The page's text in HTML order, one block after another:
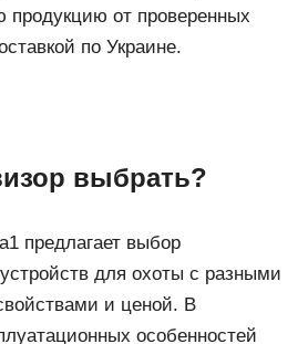
продукцию от проверенных
по Украине.
выбрать?
предлагает выбор
для охоты с разными
и ценой. В
особенностей